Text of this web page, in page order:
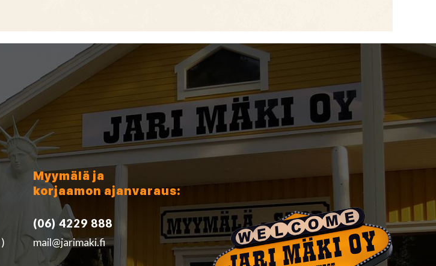
)
Myymälä ja
korjaamon ajanvaraus:
(06) 4229 888
mail@jarimaki.fi